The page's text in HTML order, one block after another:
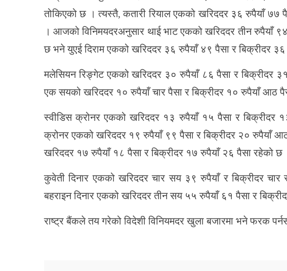
तोकिएको छ । त्यस्तै, कतारी रियाल एकको खरिददर ३६ रुपैयाँ ७७
। आजको विनिमयदरअनुसार थाई भाट एकको खरिददर तीन रुपैयाँ
छ भने युएई दिराम एकको खरिददर ३६ रुपैयाँ ४९ पैसा र बिक्रीदर
मलेसियन रिङ्गेट एकको खरिददर ३० रुपैयाँ ८६ पैसा र बिक्रीदर
एक सयको खरिददर १० रुपैयाँ चार पैसा र बिक्रीदर १० रुपैयाँ आठ
स्वीडिस क्रोनर एकको खरिददर १३ रुपैयाँ १५ पैसा र
क्रोनर एकको खरिददर १९ रुपैयाँ ९९ पैसा र बिक्रीदर २०
खरिददर १७ रुपैयाँ १८ पैसा र बिक्रीदर १७ रुपैयाँ २६ पैसा रहेको छ
कुवेती दिनार एकको खरिददर चार सय ३९ रुपैयाँ र बिक्रीदर
बहराइन दिनार एकको खरिददर तीन सय ५५ रुपैयाँ ६१ पैसा र
राष्ट्र बैंकले तय गरेको विदेशी विनियमदर खुला बजारमा भने फरक